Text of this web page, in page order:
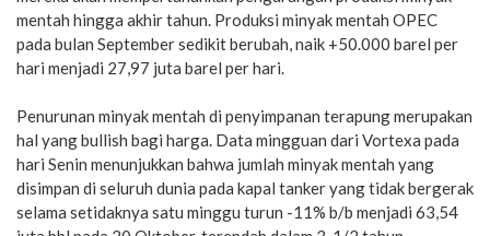
mentah hingga akhir tahun. Produksi minyak mentah OPEC
pada bulan September sedikit berubah, naik +50.000 barel per
hari menjadi 27,97 juta barel per hari.
Penurunan minyak mentah di penyimpanan terapung merupakan
hal yang bullish bagi harga. Data mingguan dari Vortexa pada
hari Senin menunjukkan bahwa jumlah minyak mentah yang
disimpan di seluruh dunia pada kapal tanker yang tidak bergerak
selama setidaknya satu minggu turun -11% b/b menjadi 63,54